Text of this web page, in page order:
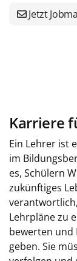
Jetzt
Karriere
Ein Lehrer ist
im
es, Schülern
zukünftiges
Lehrpläne zu
bewerten und
geben. Sie